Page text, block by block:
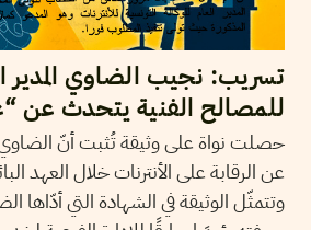
تسريب: نجيب الضاوي المدير
للمصالح الفنية يتحدث عن “عمّار
حصلت نواة على وثيقة تُثبت أنّ
عن الرقابة على الأنترنات خلال العهد
وتتمثّل الوثيقة في الشهادة التي أدّاها